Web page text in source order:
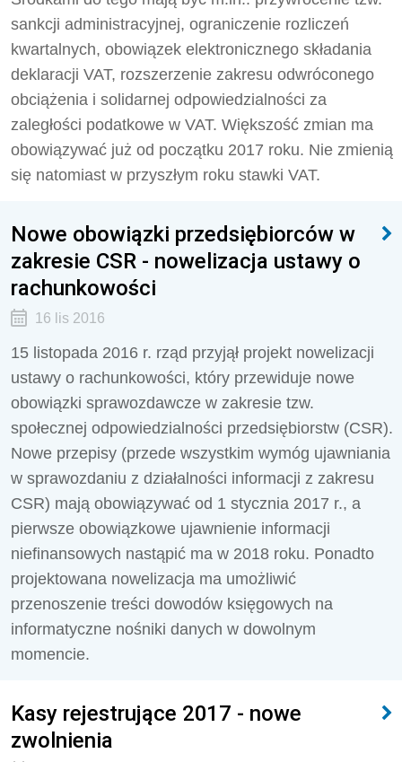
sankcji administracyjnej, ograniczenie rozliczeń
kwartalnych, obowiązek elektronicznego składania
deklaracji VAT, rozszerzenie zakresu odwróconego
obciążenia i solidarnej odpowiedzialności za
zaległości podatkowe w VAT. Większość zmian ma
obowiązywać już od początku 2017 roku. Nie zmienią
się natomiast w przyszłym roku stawki VAT.
Nowe obowiązki przedsiębiorców w
zakresie CSR - nowelizacja ustawy o
rachunkowości
16 lis 2016
15 listopada 2016 r. rząd przyjął projekt nowelizacji
ustawy o rachunkowości, który przewiduje nowe
obowiązki sprawozdawcze w zakresie tzw.
społecznej odpowiedzialności przedsiębiorstw (CSR).
Nowe przepisy (przede wszystkim wymóg ujawniania
w sprawozdaniu z działalności informacji z zakresu
CSR) mają obowiązywać od 1 stycznia 2017 r., a
pierwsze obowiązkowe ujawnienie informacji
niefinansowych nastąpić ma w 2018 roku. Ponadto
projektowana nowelizacja ma umożliwić
przenoszenie treści dowodów księgowych na
informatyczne nośniki danych w dowolnym
momencie.
Kasy rejestrujące 2017 - nowe
zwolnienia